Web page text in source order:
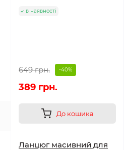
в наявності
649 грн. -40%
389 грн.
До кошика
Ланцюг масивний для